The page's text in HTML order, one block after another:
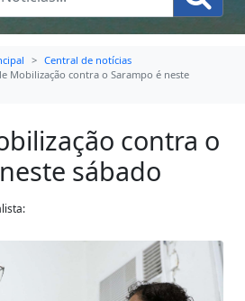
Central de notícias
Mobilização contra o Sarampo é neste
contra o
sábado